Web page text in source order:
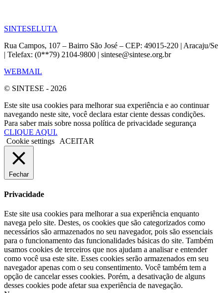
SINTESELUTA
Rua Campos, 107 – Bairro São José – CEP: 49015-220 | Aracaju/Se
| Telefax: (0**79) 2104-9800 | sintese@sintese.org.br
WEBMAIL
© SINTESE - 2026
Este site usa cookies para melhorar sua experiência e ao continuar
navegando neste site, você declara estar ciente dessas condições.
Para saber mais sobre nossa política de privacidade segurança
CLIQUE AQUI.
Cookie settings
ACEITAR
Fechar
Privacidade
Este site usa cookies para melhorar a sua experiência enquanto
navega pelo site. Destes, os cookies que são categorizados como
necessários são armazenados no seu navegador, pois são essenciais
para o funcionamento das funcionalidades básicas do site. Também
usamos cookies de terceiros que nos ajudam a analisar e entender
como você usa este site. Esses cookies serão armazenados em seu
navegador apenas com o seu consentimento. Você também tem a
opção de cancelar esses cookies. Porém, a desativação de alguns
desses cookies pode afetar sua experiência de navegação.